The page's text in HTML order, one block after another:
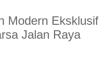
Modern Eksklusif
Jalan Raya